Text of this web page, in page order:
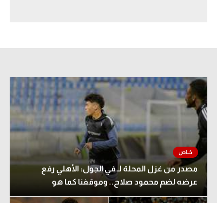
رياضات أخرى
أمم إفريقيا
كرة السلة الأمريكية
كرة سلة
كرة يد
كرة طائرة
مصدر من غزل المحلة لـ في الجول: الأهلي رفع
عرضه لضم محمود صلاح.. وموقفنا كما هو